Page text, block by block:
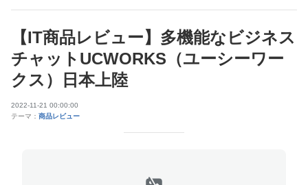
【IT商品レビュー】多機能なビジネス
チャットUCWORKS（ユーシーワー
クス）日本上陸
2022-11-21 00:00:00
テーマ： 商品レビュー